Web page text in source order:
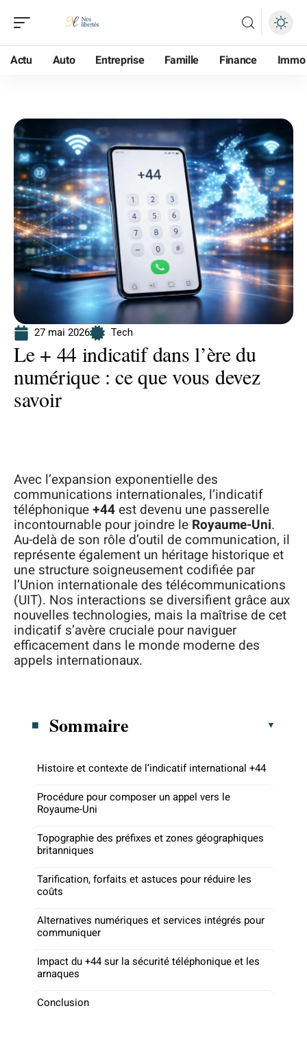
Actu Auto Entreprise Famille Finance Immo
27 mai 2026 Tech
Le + 44 indicatif dans l’ère du
numérique : ce que vous devez
savoir
Avec l’expansion exponentielle des
communications internationales, l’indicatif
téléphonique+44est devenu une passerelle
incontournable pour joindre le Royaume-Uni.
Au-delà de son rôle d’outil de communication, il
représente également un héritage historique et
une structure soigneusement codifiée par
l’Union internationale des télécommunications
(UIT). Nos interactions se diversifient grâce aux
nouvelles technologies, mais la maîtrise de cet
indicatif s’avère cruciale pour naviguer
efficacement dans le monde moderne des
appels internationaux.
Sommaire
Histoire et contexte de l’indicatif international +44
Procédure pour composer un appel vers le
Royaume-Uni
Topographie des préfixes et zones géographiques
britanniques
Tarification, forfaits et astuces pour réduire les
coûts
Alternatives numériques et services intégrés pour
communiquer
Impact du +44 sur la sécurité téléphonique et les
arnaques
Conclusion